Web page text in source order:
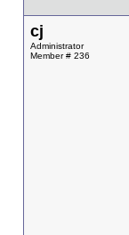
cj
Administrator
Member # 236